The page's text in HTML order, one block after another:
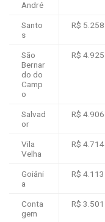
André
Santo
s
R$ 5.258
São
Bernar
do do
Camp
o
R$ 4.925
Salvad
or
R$ 4.906
Vila
Velha
R$ 4.714
Goiâni
a
R$ 4.113
Conta
gem
R$ 3.501